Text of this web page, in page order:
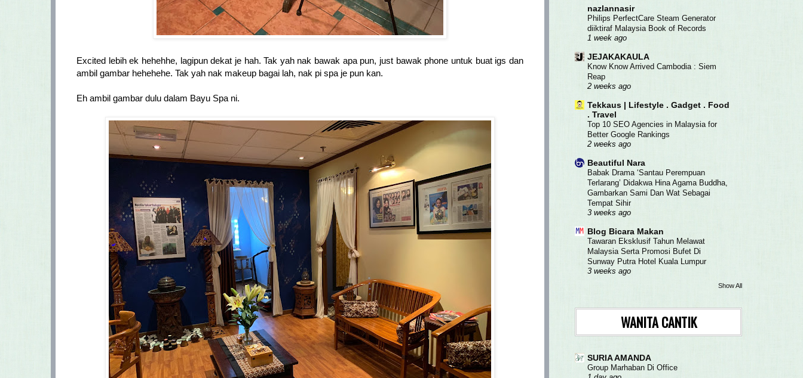
Excited lebih ek hehehhe, lagipun dekat je hah. Tak yah nak bawak apa pun, just bawak phone untuk buat igs dan
ambil gambar hehehehe. Tak yah nak makeup bagai lah, nak pi spa je pun kan.
Eh ambil gambar dulu dalam Bayu Spa ni.
nazlannasir
Philips PerfectCare Steam Generator
diiktiraf Malaysia Book of Records
1 week ago
JEJAKAKAULA
Know Know Arrived Cambodia : Siem
Reap
2 weeks ago
Tekkaus | Lifestyle . Gadget . Food
. Travel
Top 10 SEO Agencies in Malaysia for
Better Google Rankings
2 weeks ago
Beautiful Nara
Babak Drama ‘Santau Perempuan
Terlarang’ Didakwa Hina Agama Buddha,
Gambarkan Sami Dan Wat Sebagai
Tempat Sihir
3 weeks ago
Blog Bicara Makan
Tawaran Eksklusif Tahun Melawat
Malaysia Serta Promosi Bufet Di
Sunway Putra Hotel Kuala Lumpur
3 weeks ago
Show All
WANITA CANTIK
SURIA AMANDA
Group Marhaban Di Office